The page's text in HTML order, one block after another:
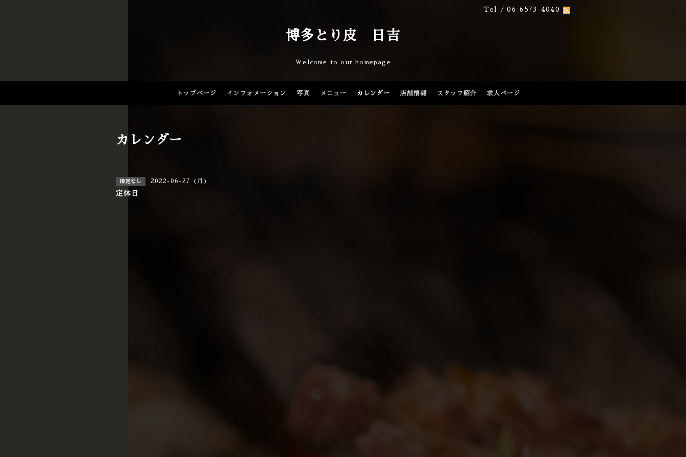
Tel / 06-6573-4040
博多とり皮 日吉
Welcome to our homepage
トップページ インフォメーション 写真 メニュー カレンダー 店舗情報 スタッフ紹介 求人ページ
カレンダー
指定なし 2022-06-27 (月)
定休日